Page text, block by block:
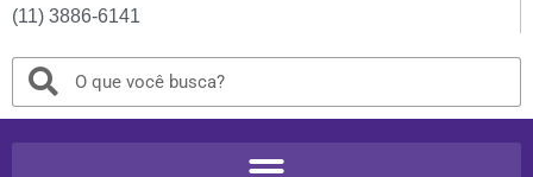
(11) 3886-6141